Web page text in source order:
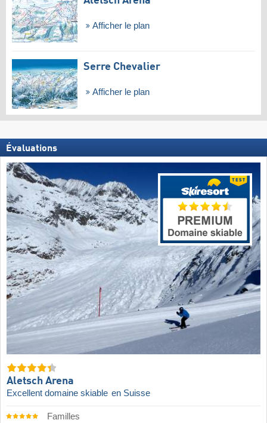
Afficher le plan
Serre Chevalier
Afficher le plan
Évaluations
Aletsch Arena
Excellent domaine skiable en Suisse
Familles